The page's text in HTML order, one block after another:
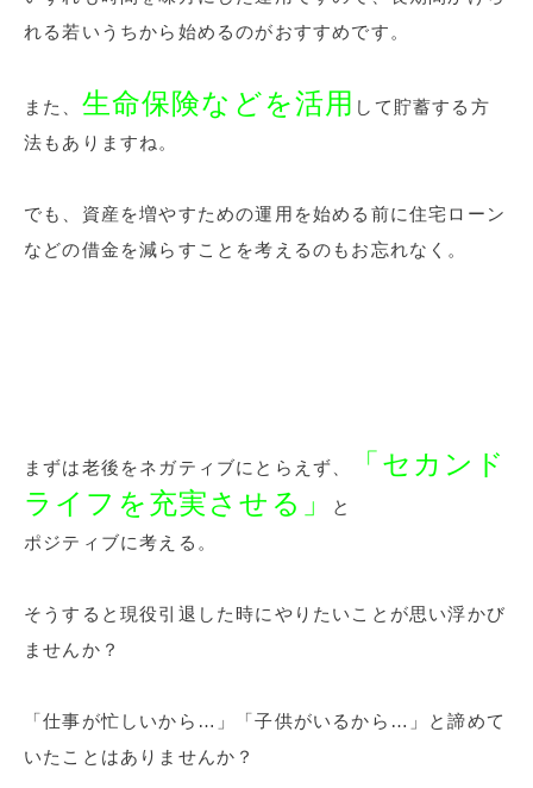
れる若いうちから始めるのがおすすめです。
また、 生命保険などを活用 して貯蓄する方
法もありますね。
でも、資産を増やすための運用を始める前に住宅ローン
などの借金を減らすことを考えるのもお忘れなく。
まずは老後をネガティブにとらえず、
「セカンド
ライフを充実させる」
と
ポジティブに考える。
そうすると現役引退した時にやりたいことが思い浮かび
ませんか？
「仕事が忙しいから…」「子供がいるから…」と諦めて
いたことはありませんか？